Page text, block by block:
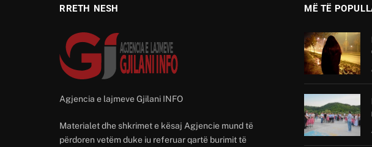
RRETH NESH
Agjencia e lajmeve Gjilani INFO
Materialet dhe shkrimet e kësaj Agjencie mund të
përdoren vetëm duke iu referuar qartë burimit të
MË TË